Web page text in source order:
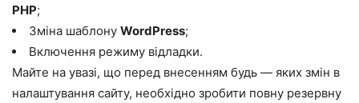
PHP;
Зміна шаблону WordPress;
Включення режиму відладки.
Майте на увазі, що перед внесенням будь — яких змін в
налаштування сайту, необхідно зробити повну резервну